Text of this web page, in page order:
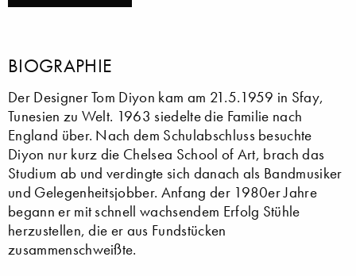
BIOGRAPHIE
Der Designer Tom Diyon kam am 21.5.1959 in Sfay,
Tunesien zu Welt. 1963 siedelte die Familie nach
England über. Nach dem Schulabschluss besuchte
Diyon nur kurz die Chelsea School of Art, brach das
Studium ab und verdingte sich danach als Bandmusiker
und Gelegenheitsjobber. Anfang der 1980er Jahre
begann er mit schnell wachsendem Erfolg Stühle
herzustellen, die er aus Fundstücken
zusammenschweißte.